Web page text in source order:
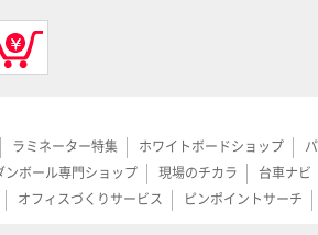
ラミネーター特集 ホワイトボードショップ
ンボール専門ショップ 現場のチカラ 台車ナビ
オフィスづくりサービス ピンポイントサーチ